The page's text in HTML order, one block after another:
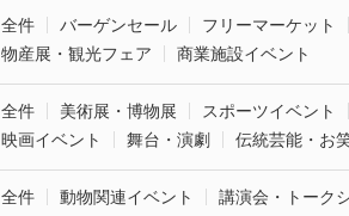
全件 バーゲンセール フリーマーケット
物産展・観光フェア
商業施設イベント
全件 美術展・博物展 スポーツイベント
映画イベント
舞台・演劇 伝統芸能・お
全件 動物関連イベント 講演会・トーク